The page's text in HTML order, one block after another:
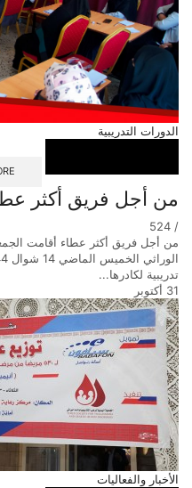
الدورات التدريبية
من أجل فريق أكثر
/
524
من أجل فريق أكثر عطاء أقامت
تدريبية لكادرها...
31 أكتوبر
الأخبار والفعاليات